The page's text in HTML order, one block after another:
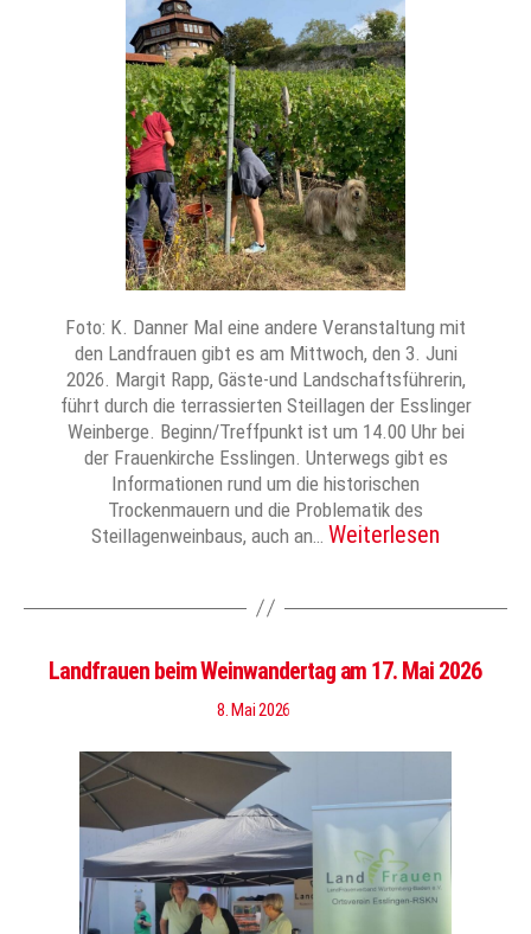
Foto: K. Danner Mal eine andere Veranstaltung mit
den Landfrauen gibt es am Mittwoch, den 3. Juni
2026. Margit Rapp, Gäste-und Landschaftsführerin,
führt durch die terrassierten Steillagen der Esslinger
Weinberge. Beginn/Treffpunkt ist um 14.00 Uhr bei
der Frauenkirche Esslingen. Unterwegs gibt es
Informationen rund um die historischen
Trockenmauern und die Problematik des
Steillagenweinbaus, auch an… Weiterlesen
Landfrauen beim Weinwandertag am 17. Mai 2026
8. Mai 2026